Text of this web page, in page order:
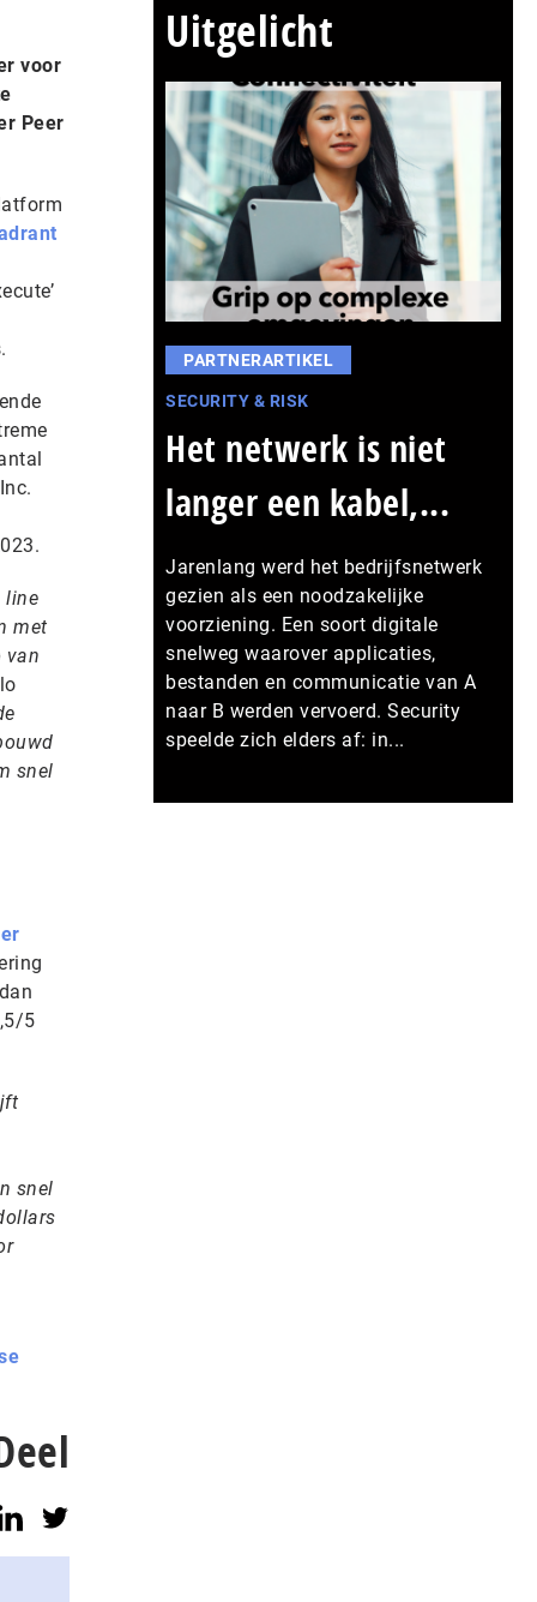
voor
Peer
line
met
van
snel
5
snel
Uitgelicht
PARTNERARTIKEL
SECURITY & RISK
Het netwerk is niet
langer een kabel,...
Jarenlang werd het bedrijfsnetwerk
gezien als een noodzakelijke
voorziening. Een soort digitale
snelweg waarover applicaties,
bestanden en communicatie van A
naar B werden vervoerd. Security
speelde zich elders af: in...